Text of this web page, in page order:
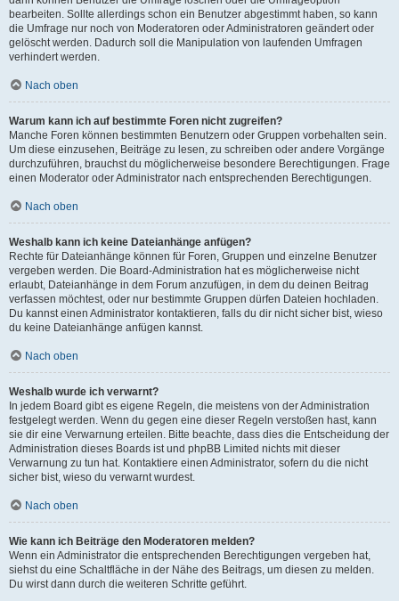
bearbeiten. Sollte allerdings schon ein Benutzer abgestimmt haben, so kann
die Umfrage nur noch von Moderatoren oder Administratoren geändert oder
gelöscht werden. Dadurch soll die Manipulation von laufenden Umfragen
verhindert werden.
Nach oben
Warum kann ich auf bestimmte Foren nicht zugreifen?
Manche Foren können bestimmten Benutzern oder Gruppen vorbehalten sein.
Um diese einzusehen, Beiträge zu lesen, zu schreiben oder andere Vorgänge
durchzuführen, brauchst du möglicherweise besondere Berechtigungen. Frage
einen Moderator oder Administrator nach entsprechenden Berechtigungen.
Nach oben
Weshalb kann ich keine Dateianhänge anfügen?
Rechte für Dateianhänge können für Foren, Gruppen und einzelne Benutzer
vergeben werden. Die Board-Administration hat es möglicherweise nicht
erlaubt, Dateianhänge in dem Forum anzufügen, in dem du deinen Beitrag
verfassen möchtest, oder nur bestimmte Gruppen dürfen Dateien hochladen.
Du kannst einen Administrator kontaktieren, falls du dir nicht sicher bist, wieso
du keine Dateianhänge anfügen kannst.
Nach oben
Weshalb wurde ich verwarnt?
In jedem Board gibt es eigene Regeln, die meistens von der Administration
festgelegt werden. Wenn du gegen eine dieser Regeln verstoßen hast, kann
sie dir eine Verwarnung erteilen. Bitte beachte, dass dies die Entscheidung der
Administration dieses Boards ist und phpBB Limited nichts mit dieser
Verwarnung zu tun hat. Kontaktiere einen Administrator, sofern du die nicht
sicher bist, wieso du verwarnt wurdest.
Nach oben
Wie kann ich Beiträge den Moderatoren melden?
Wenn ein Administrator die entsprechenden Berechtigungen vergeben hat,
siehst du eine Schaltfläche in der Nähe des Beitrags, um diesen zu melden.
Du wirst dann durch die weiteren Schritte geführt.